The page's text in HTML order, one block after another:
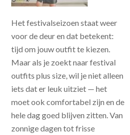
Het festivalseizoen staat weer
voor de deur en dat betekent:
tijd om jouw outfit te kiezen.
Maar als je zoekt naar festival
outfits plus size, wil je niet alleen
iets dat er leuk uitziet — het
moet ook comfortabel zijn en de
hele dag goed blijven zitten. Van
zonnige dagen tot frisse